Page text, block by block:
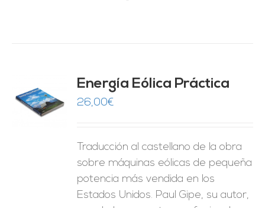
Energía Eólica Práctica
26,00€
Traducción al castellano de la obra
sobre máquinas eólicas de pequeña
potencia más vendida en los
Estados Unidos. Paul Gipe, su autor,